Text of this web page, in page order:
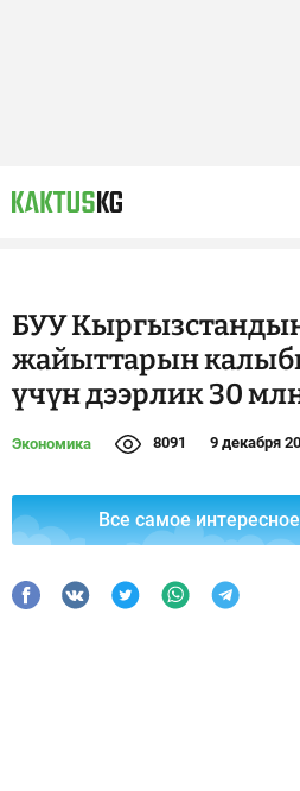
БУУ
жайыттарын
үчүн дээрлик 30
Экономика 8091 9 декабря
Все самое